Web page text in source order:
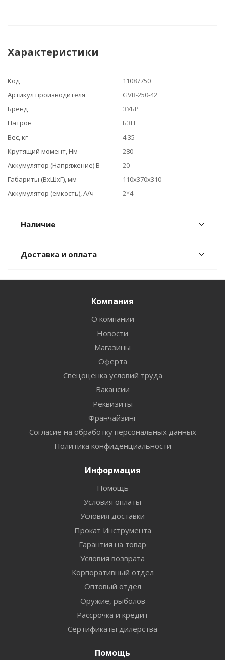
Характеристики
Код
11087750
Артикул производителя
GVB-250-42
Бренд
ЗУБР
Патрон
БЗП
Вес, кг
4.35
Крутящий момент, Нм
280
Аккумулятор (Напряжение) В
20
Габариты (ВхШхГ), мм
110х370х310
Аккумулятор (емкость), А/ч
2*4
Наличие
Доставка и оплата
Компания
О компании
Новости
Магазины
Оферта
Спецоценка условий труда
Вакансии
Реквизиты
Франчайзинг
Согласие на обработку персональных данных
Политика конфиденциальности
Информация
Помощь
Условия оплаты
Условия доставки
Прокат Инструмента
Гарантия на товар
Условия возврата
Корпоративный отдел
Оптовый отдел
Оружие, рыболов
Рассрочка и кредит
Сертификаты дилерства
Помощь